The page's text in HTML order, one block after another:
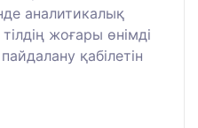
аналитикалық
жоғары өнімді
қабілетін